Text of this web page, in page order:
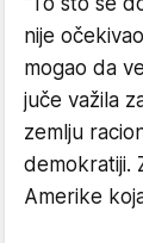
nije
mogao da
juče važila
zemlju
demokratiji.
Amerike